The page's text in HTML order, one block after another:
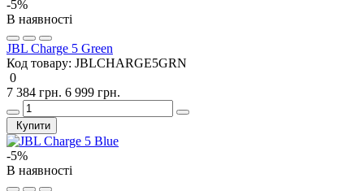
-5%
В наявності
JBL Charge 5 Green
Код товару: JBLCHARGE5GRN
0
7 384 грн. 6 999 грн.
Купити
-5%
В наявності